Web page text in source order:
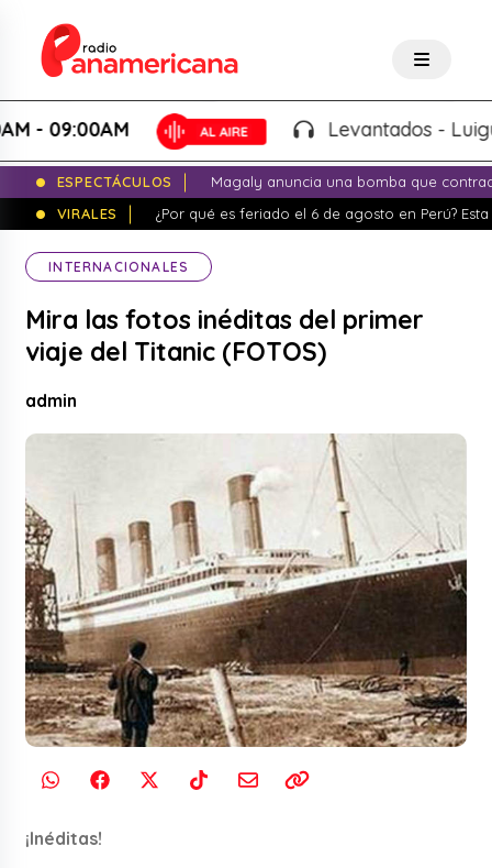
Levantados - Luigui
ESPECTÁCULOS
Magaly anuncia una bomba que
VIRALES
¿Por qué es feriado el 6 de agosto en Perú?
INTERNACIONALES
Mira las fotos inéditas del primer
viaje del Titanic (FOTOS)
admin
¡Inéditas!